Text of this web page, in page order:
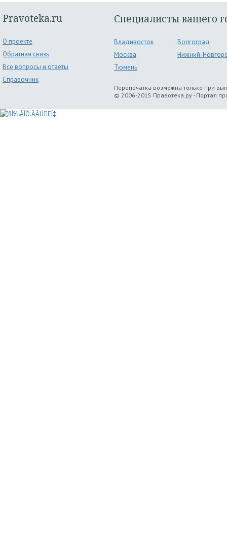
Pravoteka.ru
О проекте
Обратная связь
Все вопросы и ответы
Справочник
Специалисты вашего
Владивосток
Волгоград
Москва
Нижний-
Тюмень
Перепечатка возможна только при
© 2006-2015 Правотека.ру - Портал